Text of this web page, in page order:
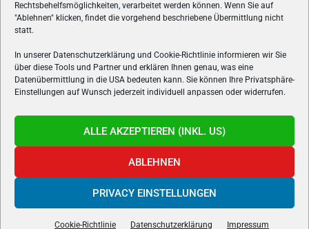
Rechtsbehelfsmöglichkeiten, verarbeitet werden können. Wenn Sie auf
"Ablehnen" klicken, findet die vorgehend beschriebene Übermittlung nicht
statt.
In unserer Datenschutzerklärung und Cookie-Richtlinie informieren wir Sie
über diese Tools und Partner und erklären Ihnen genau, was eine
Datenübermittlung in die USA bedeuten kann. Sie können Ihre Privatsphäre-
Einstellungen auf Wunsch jederzeit individuell anpassen oder widerrufen.
ALLE AKZEPTIEREN (INKL. US)
ABLEHNEN
PRIVACY EINSTELLUNGEN
Cookie-Richtlinie Datenschutzerklärung Impressum
Hardware und aus der Welt des e-Sport's.
FOLGE UNS
Gamers.at v6 © 1999-2024 All Rights Reserved -Kontakt|Impressum|
Datenschutzerklärung
- Developed by